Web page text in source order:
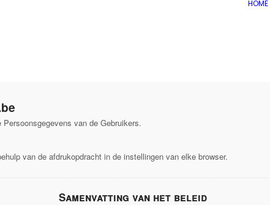
HOME
van de Gebruikers.
van de afdrukopdracht in de instellingen van elke browser.
Samenvatting van het beleid